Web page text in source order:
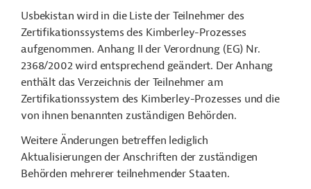
Usbekistan wird in die Liste der Teilnehmer des
Zertifikationssystems des Kimberley-Prozesses
aufgenommen. Anhang II der Verordnung (EG) Nr.
2368/2002 wird entsprechend geändert. Der Anhang
enthält das Verzeichnis der Teilnehmer am
Zertifikationssystem des Kimberley-Prozesses und die
von ihnen benannten zuständigen Behörden.
Weitere Änderungen betreffen lediglich
Aktualisierungen der Anschriften der zuständigen
Behörden mehrerer teilnehmender Staaten.